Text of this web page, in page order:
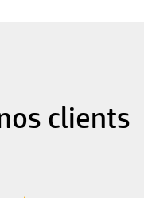
clients